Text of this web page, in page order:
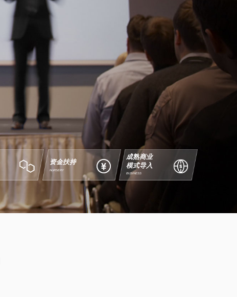
资金扶持
NURSERY
成熟商业
模式导入
BUSINESS